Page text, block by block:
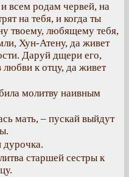
всем родам червей, на
на тебя, и когда ты
твоему, любящему тебя,
Хун-Атену, да живет
Даруй дщери его,
к отцу, да живет
молитву наивным
мать, – пускай выйдут
дурочка.
старшей сестры к